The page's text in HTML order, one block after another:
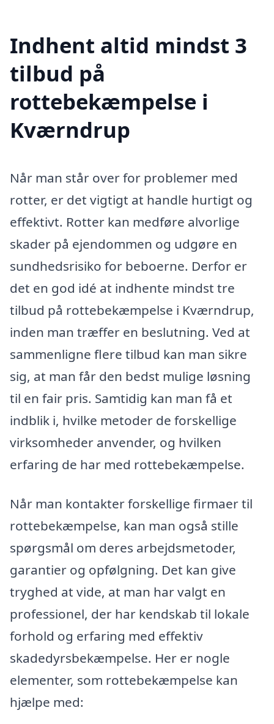
Indhent altid mindst 3
tilbud på
rottebekæmpelse i
Kværndrup
Når man står over for problemer med
rotter, er det vigtigt at handle hurtigt og
effektivt. Rotter kan medføre alvorlige
skader på ejendommen og udgøre en
sundhedsrisiko for beboerne. Derfor er
det en god idé at indhente mindst tre
tilbud på rottebekæmpelse i Kværndrup,
inden man træffer en beslutning. Ved at
sammenligne flere tilbud kan man sikre
sig, at man får den bedst mulige løsning
til en fair pris. Samtidig kan man få et
indblik i, hvilke metoder de forskellige
virksomheder anvender, og hvilken
erfaring de har med rottebekæmpelse.
Når man kontakter forskellige firmaer til
rottebekæmpelse, kan man også stille
spørgsmål om deres arbejdsmetoder,
garantier og opfølgning. Det kan give
tryghed at vide, at man har valgt en
professionel, der har kendskab til lokale
forhold og erfaring med effektiv
skadedyrsbekæmpelse. Her er nogle
elementer, som rottebekæmpelse kan
hjælpe med: